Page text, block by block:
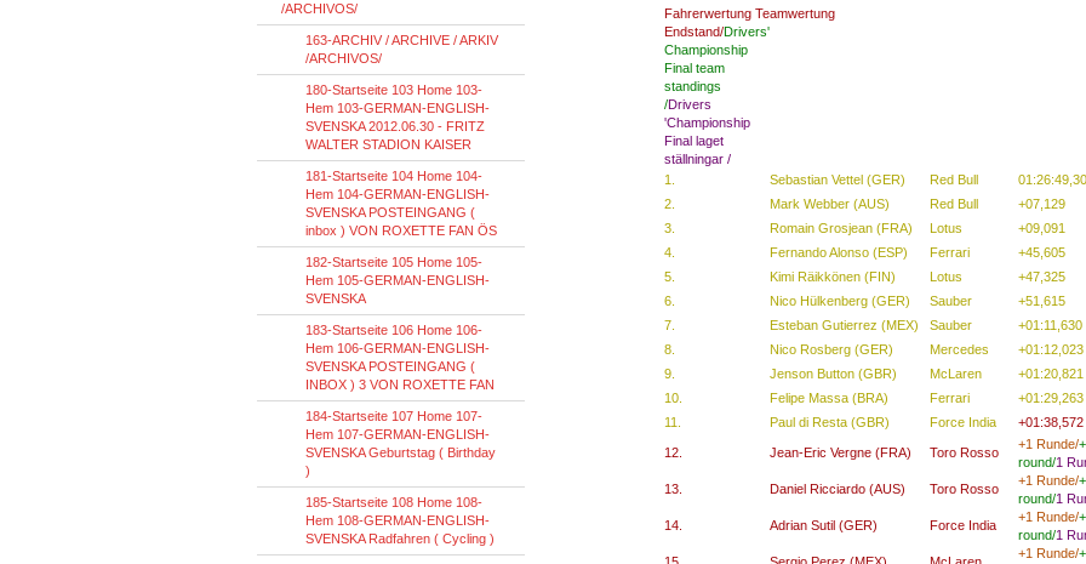
Fahrerwertung Teamwertung
Endstand/Drivers'
Championship
Final team
standings
/Drivers
'Championship
Final laget
ställningar /
1.
Sebastian Vettel (GER) Red Bull
2.
Mark Webber (AUS) Red Bull
+07,129
3.
Romain Grosjean (FRA) Lotus
+09,091
4.
Fernando Alonso (ESP) Ferrari
+45,605
5.
Kimi Räikkönen (FIN) Lotus
+47,325
6.
Nico Hülkenberg (GER) Sauber
+51,615
7.
Esteban Gutierrez (MEX) Sauber
+01:11,630
8.
Nico Rosberg (GER) Mercedes
+01:12,023
9.
Jenson Button (GBR) McLaren
+01:20,821
10.
Felipe Massa (BRA) Ferrari
+01:29,263
11.
Paul di Resta (GBR) Force India +01:38,572
12. Jean-Eric Vergne (FRA) Toro Rosso
+1 Runde/
round/1
13.
Daniel Ricciardo (AUS) Toro Rosso
+1 Runde/
round/1
14.
Adrian Sutil (GER) Force India
+1 Runde/
round/1
+1 Runde/
/ARCHIVOS/
163-ARCHIV / ARCHIVE / ARKIV
/ARCHIVOS/
180-Startseite 103 Home 103-
Hem 103-GERMAN-ENGLISH-
SVENSKA 2012.06.30 - FRITZ
WALTER STADION KAISER
181-Startseite 104 Home 104-
Hem 104-GERMAN-ENGLISH-
SVENSKA POSTEINGANG (
inbox ) VON ROXETTE FAN ÖS
182-Startseite 105 Home 105-
Hem 105-GERMAN-ENGLISH-
SVENSKA
183-Startseite 106 Home 106-
Hem 106-GERMAN-ENGLISH-
SVENSKA POSTEINGANG (
INBOX ) 3 VON ROXETTE FAN
184-Startseite 107 Home 107-
Hem 107-GERMAN-ENGLISH-
SVENSKA Geburtstag ( Birthday
)
185-Startseite 108 Home 108-
Hem 108-GERMAN-ENGLISH-
SVENSKA Radfahren ( Cycling )